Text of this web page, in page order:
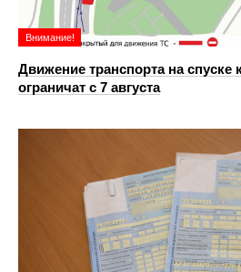
Внимание!
Движение транспорта на спуске
ограничат с 7 августа